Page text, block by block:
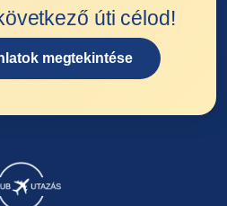
úti célod!
megtekintése